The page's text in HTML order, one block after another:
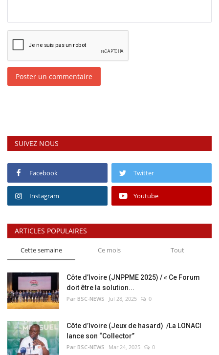
Poster un commentaire
SUIVEZ NOUS
Facebook Twitter
Instagram Youtube
ARTICLES POPULAIRES
Cette semaine Ce mois Tout
Côte d’Ivoire (JNPPME 2025) / « Ce Forum
doit être la solution...
Par BSC-NEWS Jul 28, 2025 0
Côte d’Ivoire (Jeux de hasard) /La LONACI
lance son “Collector”
Par BSC-NEWS Mar 24, 2025 0